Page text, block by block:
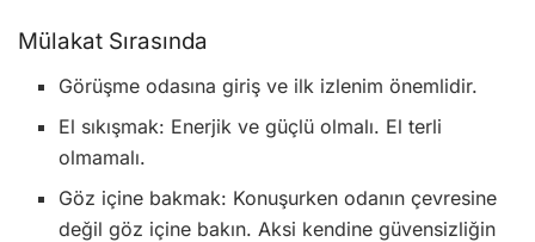
Mülakat Sırasında
Görüşme odasına giriş ve ilk izlenim önemlidir.
El sıkışmak: Enerjik ve güçlü olmalı. El terli
olmamalı.
Göz içine bakmak: Konuşurken odanın çevresine
değil göz içine bakın. Aksi kendine güvensizliğin